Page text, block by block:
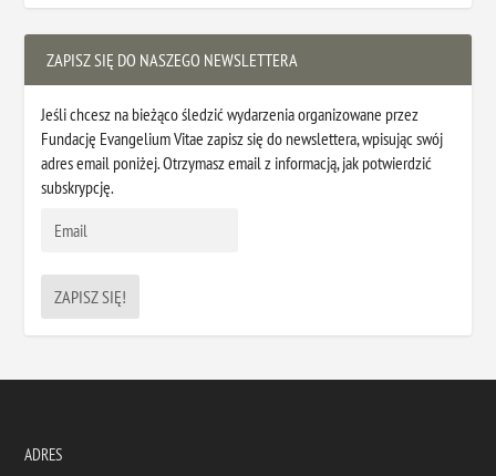
ZAPISZ SIĘ DO NASZEGO NEWSLETTERA
Jeśli chcesz na bieżąco śledzić wydarzenia organizowane przez
Fundację Evangelium Vitae zapisz się do newslettera, wpisując swój
adres email poniżej. Otrzymasz email z informacją, jak potwierdzić
subskrypcję.
ADRES